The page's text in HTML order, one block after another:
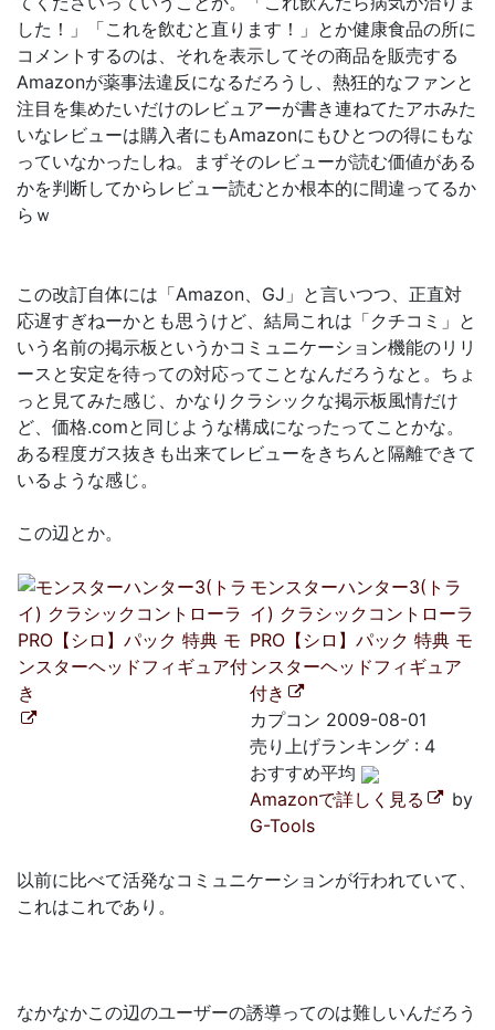
した！」「これを飲むと直ります！」とか健康食品の所に
コメントするのは、それを表示してその商品を販売する
Amazonが薬事法違反になるだろうし、熱狂的なファンと
注目を集めたいだけのレビュアーが書き連ねてたアホみた
いなレビューは購入者にもAmazonにもひとつの得にもな
っていなかったしね。まずそのレビューが読む価値がある
かを判断してからレビュー読むとか根本的に間違ってるか
らｗ
この改訂自体には「Amazon、GJ」と言いつつ、正直対
応遅すぎねーかとも思うけど、結局これは「クチコミ」と
いう名前の掲示板というかコミュニケーション機能のリリ
ースと安定を待っての対応ってことなんだろうなと。ちょ
っと見てみた感じ、かなりクラシックな掲示板風情だけ
ど、価格.comと同じような構成になったってことかな。
ある程度ガス抜きも出来てレビューをきちんと隔離できて
いるような感じ。
この辺とか。
モンスターハンター3(トラ
イ) クラシックコントローラ
PRO【シロ】パック 特典 モ
ンスターヘッドフィギュア
付き
カプコン 2009-08-01
売り上げランキング : 4
おすすめ平均
Amazonで詳しく見る
by
G-Tools
以前に比べて活発なコミュニケーションが行われていて、
これはこれであり。
なかなかこの辺のユーザーの誘導ってのは難しいんだろう